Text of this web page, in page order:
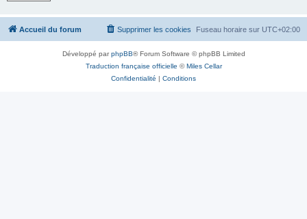
Accueil du forum Fuseau horaire sur UTC+02:00
Supprimer les cookies
Développé parphpBB® Forum Software © phpBB Limited
Traduction française officielle ©Miles Cellar
Confidentialité | Conditions